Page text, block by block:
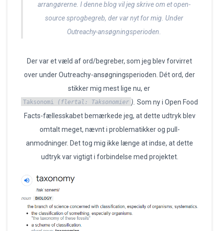
arrangørerne. I denne blog vil jeg skrive om et open-
source sprogbegreb, der var nyt for mig . Under
Outreachy-ansøgningsperioden.
Der var et væld af ord/begreber, som jeg blev forvirret
over under Outreachy-ansøgningsperioden. Dét ord, der
stikker mig mest lige nu, er
Taksonomi (flertal: Taksonomier ). Som ny i Open Food
Facts-fællesskabet bemærkede jeg, at dette udtryk blev
omtalt meget, nævnt i problematikker og pull-
anmodninger. Det tog mig ikke længe at indse, at dette
udtryk var vigtigt i forbindelse med projektet.